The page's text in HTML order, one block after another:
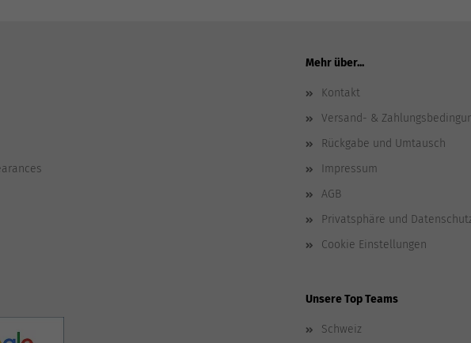
Mehr über...
Kontakt
Versand- &
Rückgabe und Umtausch
Impressum
AGB
Privatsphäre und
Cookie Einstellungen
Unsere Top Teams
Schweiz